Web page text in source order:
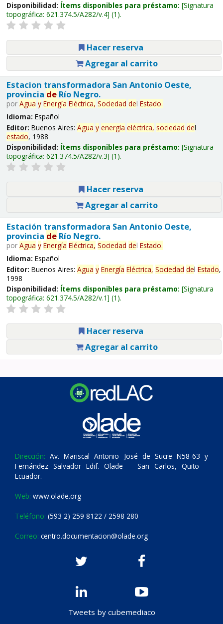
Disponibilidad: Ítems disponibles para préstamo: Signatura
topográfica: 621.374.5/A282/v.4 (1).
Hacer reserva
Agregar al carrito
Estacion transformadora San Antonio Oeste,
provincia deRío Negro.
por Agua y Energía Eléctrica, Sociedad del Estado.
Idioma: Español
Editor: Buenos Aires: Agua y energía eléctrica, sociedad del
estado, 1988
Disponibilidad: Ítems disponibles para préstamo: Signatura
topográfica: 621.374.5/A282/v.3 (1).
Hacer reserva
Agregar al carrito
Estación transformadora San Antonio Oeste,
provincia deRío Negro.
por Agua y Energía Eléctrica, Sociedad del Estado.
Idioma: Español
Editor: Buenos Aires: Agua y Energía Eléctrica, Sociedad del Estado,
1998
Disponibilidad: Ítems disponibles para préstamo: Signatura
topográfica: 621.374.5/A282/v.1 (1).
Hacer reserva
Agregar al carrito
Dirección: Av. Mariscal Antonio José de Sucre N58-63 y
Fernández Salvador Edif. Olade – San Carlos, Quito –
Ecuador.
Web: www.olade.org
Teléfono: (593 2) 259 8122 / 2598 280
Correo: centro.documentacion@olade.org
Tweets by cubemediaco